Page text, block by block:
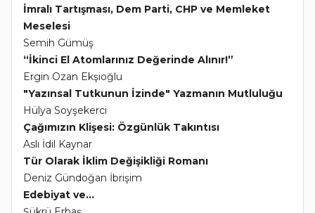
İmralı Tartışması, Dem Parti, CHP ve Memleket
Meselesi
Semih Gümüş
“İkinci El Atomlarınız Değerinde Alınır!”
Ergin Ozan Ekşioğlu
"Yazınsal Tutkunun İzinde" Yazmanın Mutluluğu
Hülya Soyşekerci
Çağımızın Klişesi: Özgünlük Takıntısı
Aslı İdil Kaynar
Tür Olarak İklim Değişikliği Romanı
Deniz Gündoğan İbrişim
Edebiyat ve...